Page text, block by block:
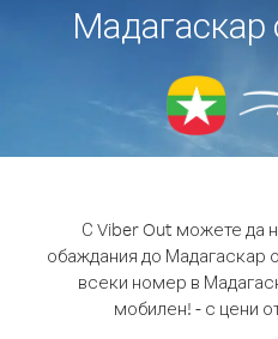
С Viber Out можете да
обаждания до Мадагаскар
всеки номер в
мобилен! - с цени